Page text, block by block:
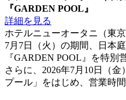
『GARDEN POOL』
詳細を見る
ホテルニューオータニ（東
7月7日（火）の期間、日本
『GARDEN POOL』を特別
さらに、2026年7月10日（
プール」をはじめ、営業時